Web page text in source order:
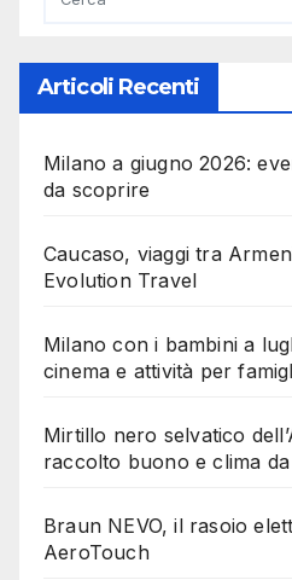
Articoli Recenti
Milano a giugno 2026:
da scoprire
Caucaso, viaggi tra
Evolution Travel
Milano con i bambini a
cinema e attività per
Mirtillo nero selvatico
raccolto buono e clima
Braun NEVO, il rasoio
AeroTouch